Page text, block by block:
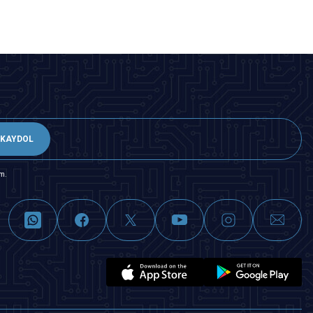
KAYDOL